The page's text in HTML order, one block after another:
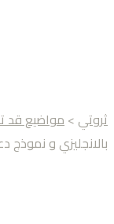
ثروتي >مواضيع قد
بالانجليزي و نموذج